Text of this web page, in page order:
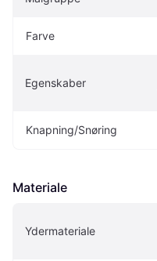
Farve
Egenskaber
Knapning/Snøring
Materiale
Ydermateriale